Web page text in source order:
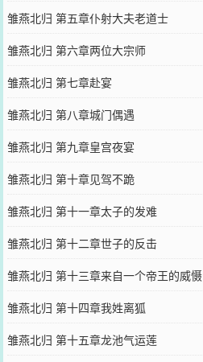
雏燕北归 第五章仆射大夫老道士
雏燕北归 第六章两位大宗师
雏燕北归 第七章赴宴
雏燕北归 第八章城门偶遇
雏燕北归 第九章皇宫夜宴
雏燕北归 第十章见驾不跪
雏燕北归 第十一章太子的发难
雏燕北归 第十二章世子的反击
雏燕北归 第十三章来自一个帝王的威慑
雏燕北归 第十四章我姓离狐
雏燕北归 第十五章龙池气运莲